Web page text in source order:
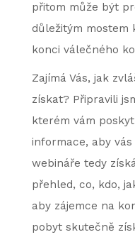
přitom může být
důležitým mostem
konci válečného
Zajímá Vás, jak
získat? Připravili
kterém vám
informace, aby
webináře tedy
přehled, co, kdo,
aby zájemce na
pobyt skutečně